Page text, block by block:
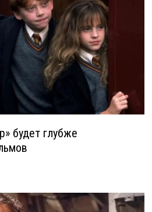
будет глубже